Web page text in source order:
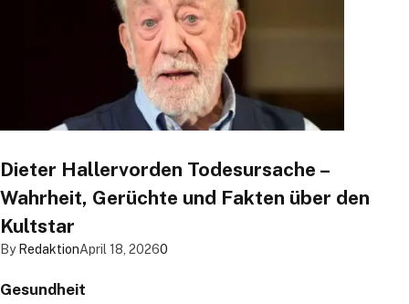
Dieter Hallervorden Todesursache –
Wahrheit, Gerüchte und Fakten über den
Kultstar
By RedaktionApril 18, 20260
Gesundheit